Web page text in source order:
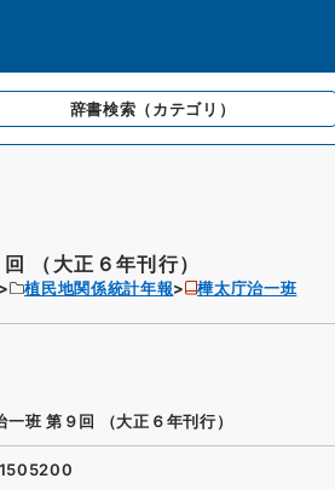
辞書検索 （カテゴリ）
（大正６年刊行）
植民地関係統計年報 樺太庁治一班
一班 第９回 （大正６年刊行）